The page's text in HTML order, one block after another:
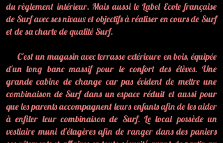
du règlement intérieur. Mais aussi le Label Ecole française
de Surf avec ses nivaux et objectifs à réaliser en cours de Surf
et de sa charte de qualité Surf.
C'est un magasin avec terrasse extérieure en bois, équipée
d'un long banc massif pour le confort des élèves. Une
grande cabine de change car pas évident de mettre une
combinaison de Surf dans un espace réduit et aussi pour
que les parents accompagnent leurs enfants afin de les aider
à enfiler leur combinaison de Surf. Le local possède un
vestiaire muni d'étagères afin de ranger dans des paniers